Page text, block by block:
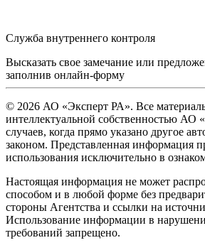
Служба внутреннего контроля
Высказать свое замечание или
заполнив онлайн-форму
© 2026 АО «Эксперт РА». Все
интеллектуальной собственностью АО
случаев, когда прямо указано другое
законом. Представленная информация
использования исключительно в
Настоящая информация не может
способом и в любой форме без
стороны Агентства и ссылки на
Использование информации в
требований запрещено.